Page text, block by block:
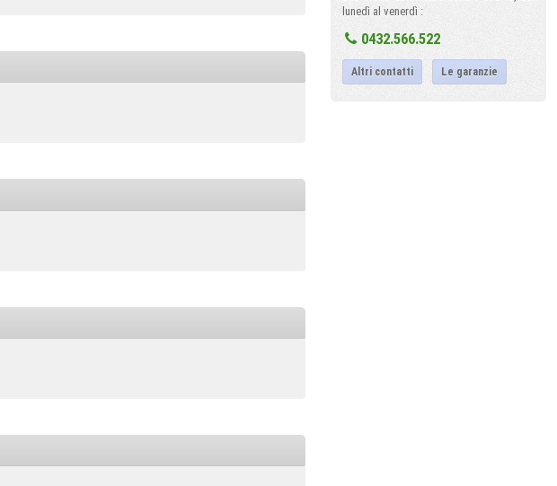
lunedì al venerdì :
0432.566.522
Altri contatti Le garanzie